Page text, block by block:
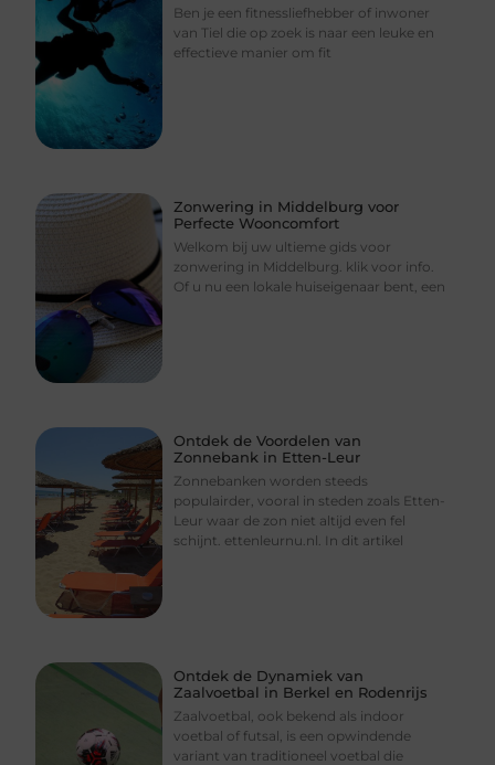
Ben je een fitnessliefhebber of inwoner
van Tiel die op zoek is naar een leuke en
effectieve manier om fit
Zonwering in Middelburg voor
Perfecte Wooncomfort
Welkom bij uw ultieme gids voor
zonwering in Middelburg. klik voor info.
Of u nu een lokale huiseigenaar bent, een
Ontdek de Voordelen van
Zonnebank in Etten-Leur
Zonnebanken worden steeds
populairder, vooral in steden zoals Etten-
Leur waar de zon niet altijd even fel
schijnt. ettenleurnu.nl. In dit artikel
Ontdek de Dynamiek van
Zaalvoetbal in Berkel en Rodenrijs
Zaalvoetbal, ook bekend als indoor
voetbal of futsal, is een opwindende
variant van traditioneel voetbal die